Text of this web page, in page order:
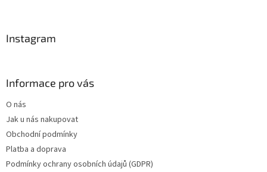
Instagram
Informace pro vás
O nás
Jak u nás nakupovat
Obchodní podmínky
Platba a doprava
Podmínky ochrany osobních údajů (GDPR)